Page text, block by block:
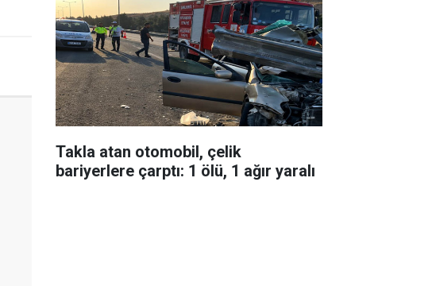
Takla atan otomobil, çelik
bariyerlere çarptı: 1 ölü, 1 ağır yaralı